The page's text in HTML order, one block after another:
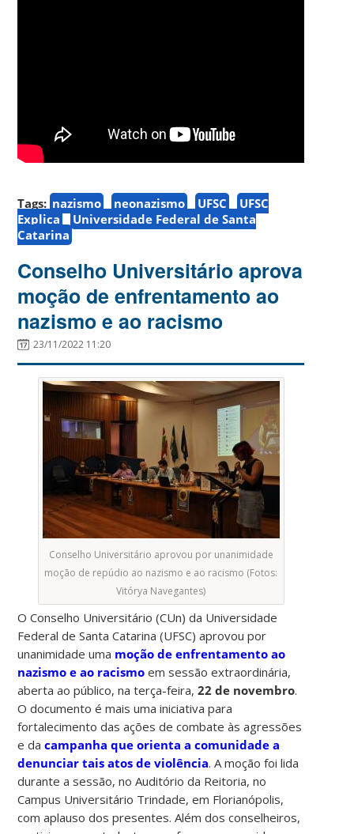
Tags: nazismo neonazismo UFSC
UFSC
Explica
Universidade Federal de Santa
Catarina
Conselho Universitário aprova
moção de enfrentamento ao
nazismo e ao racismo
23/11/2022 11:20
Conselho Universitário aprovou por unanimidade
moção de repúdio ao nazismo e ao racismo (Fotos:
Vitórya Navegantes)
O Conselho Universitário (CUn) da Universidade
Federal de Santa Catarina (UFSC) aprovou por
unanimidade uma moção de enfrentamento ao
nazismo e ao racismo em sessão extraordinária,
aberta ao público, na terça-feira,22 de novembro.
O documento é mais uma iniciativa para
fortalecimento das ações de combate às agressões
e dacampanha que orienta a comunidade a
denunciar tais atos de violência. A moção foi lida
durante a sessão, no Auditório da Reitoria, no
Campus Universitário Trindade, em Florianópolis,
com aplauso dos presentes. Além dos conselheiros,